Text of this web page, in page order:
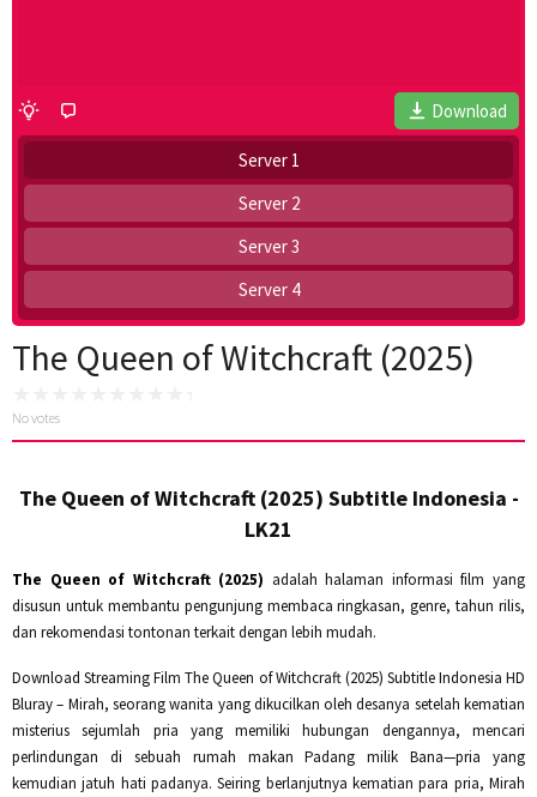
Download
Server 1
Server 2
Server 3
Server 4
The Queen of Witchcraft (2025)
No votes
The Queen of Witchcraft (2025) Subtitle Indonesia -
LK21
The Queen of Witchcraft (2025) adalah halaman informasi film yang
disusun untuk membantu pengunjung membaca ringkasan, genre, tahun rilis,
dan rekomendasi tontonan terkait dengan lebih mudah.
Download Streaming Film The Queen of Witchcraft (2025) Subtitle Indonesia HD
Bluray – Mirah, seorang wanita yang dikucilkan oleh desanya setelah kematian
misterius sejumlah pria yang memiliki hubungan dengannya, mencari
perlindungan di sebuah rumah makan Padang milik Bana—pria yang
kemudian jatuh hati padanya. Seiring berlanjutnya kematian para pria, Mirah